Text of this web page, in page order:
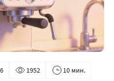
1952
10 мин.